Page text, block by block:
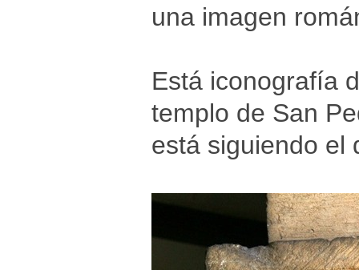
una imagen
Está iconografía
templo de San
está siguiendo el